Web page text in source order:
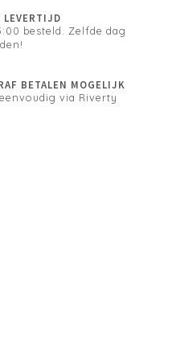
LEVERTIJD
besteld. Zelfde dag
BETALEN MOGELIJK
via Riverty